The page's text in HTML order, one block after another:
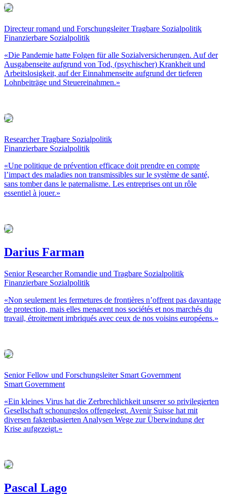
Directeur romand und Forschungsleiter Tragbare Sozialpolitik
Finanzierbare Sozialpolitik
«Die Pandemie hatte Folgen für alle Sozialversicherungen. Auf der
Ausgabenseite aufgrund von Tod, (psychischer) Krankheit und
Arbeitslosigkeit, auf der Einnahmenseite aufgrund der tieferen
Lohnbeiträge und Steuereinahmen.»
Researcher Tragbare Sozialpolitik
Finanzierbare Sozialpolitik
«Une politique de prévention efficace doit prendre en compte
l’impact des maladies non transmissibles sur le système de santé,
sans tomber dans le paternalisme. Les entreprises ont un rôle
essentiel à jouer.»
Darius Farman
Senior Researcher Romandie und Tragbare Sozialpolitik
Finanzierbare Sozialpolitik
«Non seulement les fermetures de frontières n’offrent pas davantage
de protection, mais elles menacent nos sociétés et nos marchés du
travail, étroitement imbriqués avec ceux de nos voisins européens.»
Senior Fellow und Forschungsleiter Smart Government
Smart Government
«Ein kleines Virus hat die Zerbrechlichkeit unserer so privilegierten
Gesellschaft schonungslos offengelegt. Avenir Suisse hat mit
diversen faktenbasierten Analysen Wege zur Überwindung der
Krise aufgezeigt.»
Pascal Lago